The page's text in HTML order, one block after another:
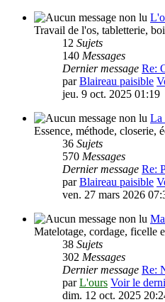
Travail de l'os, tabletterie,
12 Sujets
140 Messages
Dernier message Re:
parBlaireau paisible
jeu. 9 oct. 2025 01:19
La
Essence, méthode, closerie,
36 Sujets
570 Messages
Dernier message Re:
parBlaireau paisible
ven. 27 mars 2026
Matelotage, cordage, ficelle
38 Sujets
302 Messages
Dernier message Re:
parL'ours Voir le
dim. 12 oct. 2025